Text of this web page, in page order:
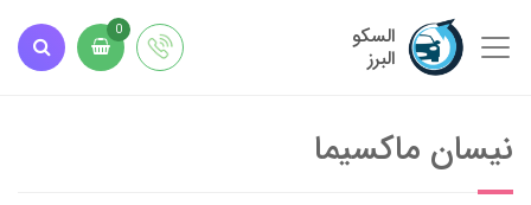
السکو
البرز
0
نیسان ماکسیما